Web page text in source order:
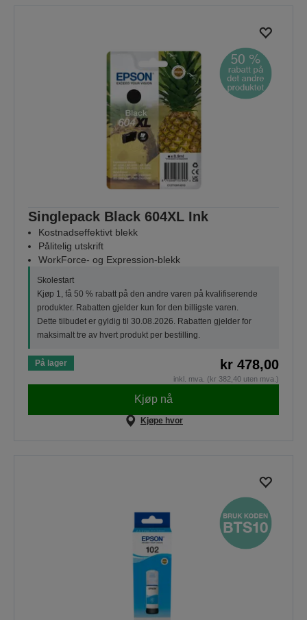
Singlepack Black 604XL Ink
Kostnadseffektivt blekk
Pålitelig utskrift
WorkForce- og Expression-blekk
Skolestart
Kjøp 1, få 50 % rabatt på den andre varen på kvalifiserende
produkter. Rabatten gjelder kun for den billigste varen.
Dette tilbudet er gyldig til 30.08.2026. Rabatten gjelder for
maksimalt tre av hvert produkt per bestilling.
På lager kr 478,00
inkl. mva. (kr 382,40 uten mva.)
Kjøp nå
Kjøpe hvor